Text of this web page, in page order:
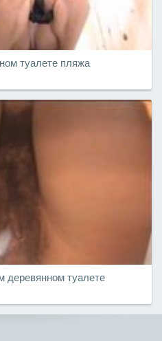
туалете пляжа
деревянном туалете